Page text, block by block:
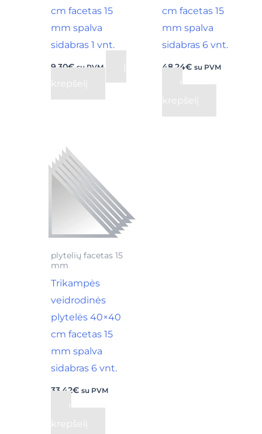
cm facetas 15
mm spalva
sidabras 1 vnt.
9,30€ su PVM
Į
krepšelį
cm facetas 15
mm spalva
sidabras 6 vnt.
48,24€ su PVM
Į
krepšelį
plytelių facetas 15
mm
Trikampės
veidrodinės
plytelės 40×40
cm facetas 15
mm spalva
sidabras 6 vnt.
33,42€ su PVM
Į
krepšelį